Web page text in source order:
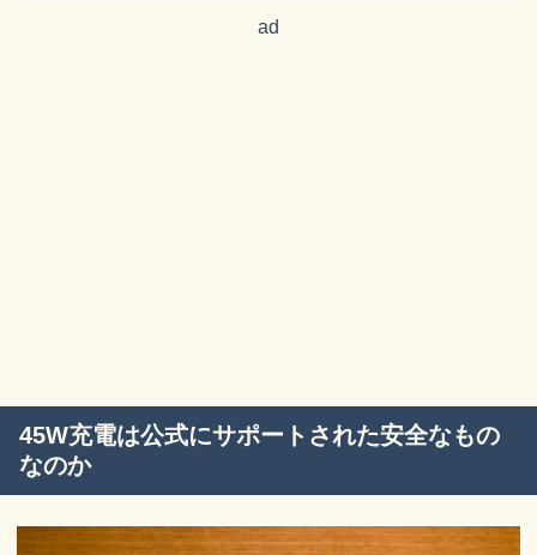
ad
45W充電は公式にサポートされた安全なもの
なのか